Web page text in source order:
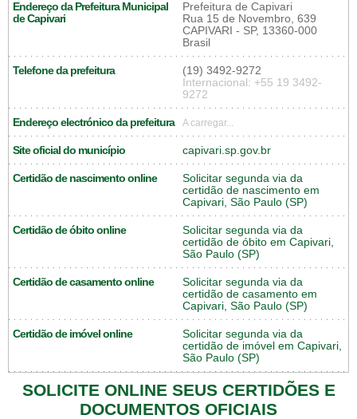
Endereço da Prefeitura Municipal
de Capivari
Prefeitura de Capivari
Rua 15 de Novembro, 639
CAPIVARI - SP, 13360-000
Brasil
Telefone da prefeitura
(19) 3492-9272
Internacional: +55 19 3492-
9272
Endereço electrónico da prefeitura A carregar...
Site oficial do município capivari.sp.gov.br
Certidão de nascimento online
Solicitar segunda via da
certidão de nascimento em
Capivari, São Paulo (SP)
Certidão de óbito online
Solicitar segunda via da
certidão de óbito em Capivari,
São Paulo (SP)
Certidão de casamento online
Solicitar segunda via da
certidão de casamento em
Capivari, São Paulo (SP)
Certidão de imóvel online
Solicitar segunda via da
certidão de imóvel em Capivari,
São Paulo (SP)
SOLICITE ONLINE SEUS CERTIDÕES E
DOCUMENTOS OFICIAIS